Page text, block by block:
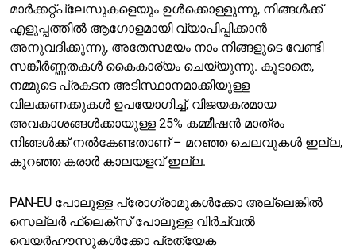
മാർക്കറ്റ്‌പ്ലേസുകളെയും ഉൾക്കൊള്ളുന്നു, നിങ്ങൾക്ക്
എളുപ്പത്തിൽ ആഗോളമായി വ്യാപിപ്പിക്കാൻ
അനുവദിക്കുന്നു, അതേസമയം നാം നിങ്ങളുടെ വേണ്ടി
സങ്കീർണ്ണതകൾ കൈകാര്യം ചെയ്യുന്നു. കൂടാതെ,
നമ്മുടെ പ്രകടന അടിസ്ഥാനമാക്കിയുള്ള
വിലക്കണക്കുകൾ ഉപയോഗിച്ച്, വിജയകരമായ
അവകാശങ്ങൾക്കായുള്ള 25% കമ്മീഷൻ മാത്രം
നിങ്ങൾക്ക് നൽകേണ്ടതാണ് – മറഞ്ഞ ചെലവുകൾ ഇല്ല,
കുറഞ്ഞ കരാർ കാലയളവ് ഇല്ല.
PAN-EU പോലുള്ള പ്രോഗ്രാമുകൾക്കോ അല്ലെങ്കിൽ
സെല്ലർ ഫ്ലെക്‌സ് പോലുള്ള വിർച്വൽ
വെയർഹൗസുകൾക്കോ പ്രത്യേക